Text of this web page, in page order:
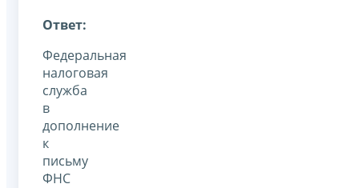
Ответ:
Федеральная
налоговая
служба
в
дополнение
к
письму
ФНС